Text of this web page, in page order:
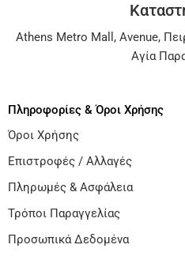
Athens Metro Mall , Avenue,
Αγία
Πληροφορίες & Όροι Χρήσης
Όροι Χρήσης
Επιστροφές / Αλλαγές
Πληρωμές & Ασφάλεια
Τρόποι Παραγγελίας
Προσωπικά Δεδομένα